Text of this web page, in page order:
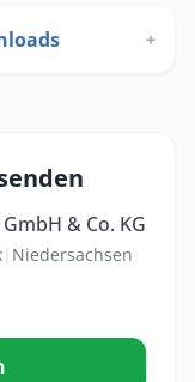
+
& Co. KG
| Niedersachsen